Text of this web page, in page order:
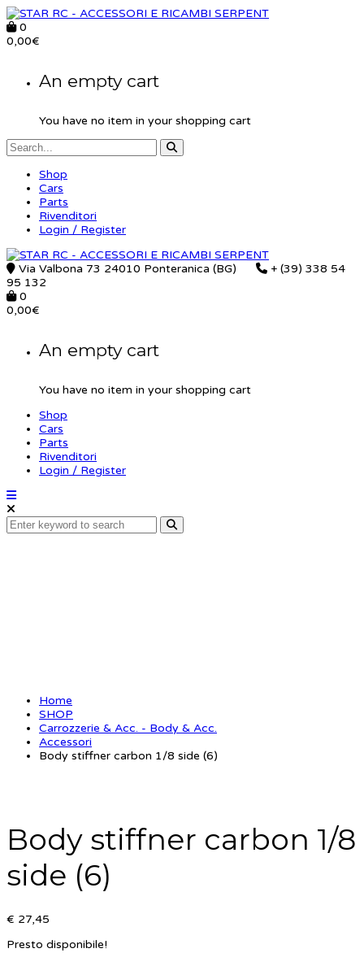
0
0,00€
An empty cart
You have no item in your shopping cart
Shop
Cars
Parts
Rivenditori
Login / Register
Via Valbona 73 24010 Ponteranica (BG)
+ (39) 338 54
95 132
0
0,00€
An empty cart
You have no item in your shopping cart
Shop
Cars
Parts
Rivenditori
Login / Register
Home
SHOP
Carrozzerie & Acc. - Body & Acc.
Accessori
Body stiffner carbon 1/8 side (6)
Body stiffner carbon 1/8
side (6)
€ 27,45
Presto disponibile!